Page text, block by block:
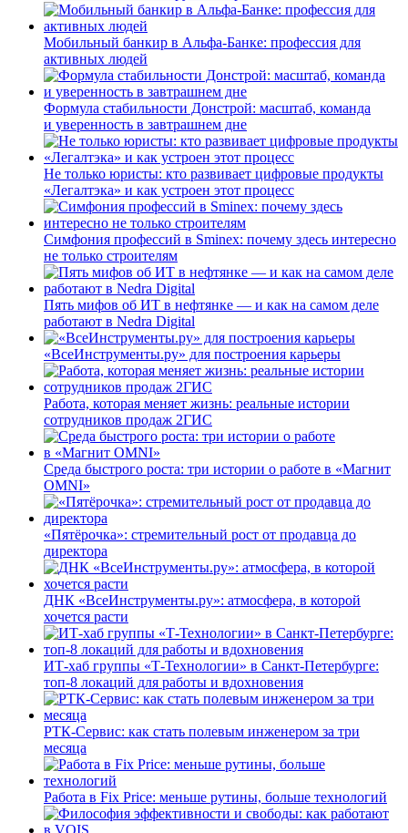
Мобильный банкир в Альфа-Банке: профессия для
активных людей
Формула стабильности Донстрой: масштаб, команда
и уверенность в завтрашнем дне
Не только юристы: кто развивает цифровые продукты
«Легалтэка» и как устроен этот процесс
Симфония профессий в Sminex: почему здесь интересно
не только строителям
Пять мифов об ИТ в нефтянке — и как на самом деле
работают в Nedra Digital
«ВсеИнструменты.ру» для построения карьеры
Работа, которая меняет жизнь: реальные истории
сотрудников продаж 2ГИС
Среда быстрого роста: три истории о работе в «Магнит
OMNI»
«Пятёрочка»: стремительный рост от продавца до
директора
ДНК «ВсеИнструменты.ру»: атмосфера, в которой
хочется расти
ИТ-хаб группы «Т-Технологии» в Санкт-Петербурге:
топ-8 локаций для работы и вдохновения
РТК-Сервис: как стать полевым инженером за три
месяца
Работа в Fix Price: меньше рутины, больше технологий